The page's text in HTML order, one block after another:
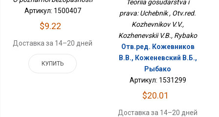
Артикул: 1500407
$9.22
Доставка за 14–20 дней
КУПИТЬ
Teoriia gosudarstva i
prava: Uchebnik , Otv.red.
Kozhevnikov V.V.,
Kozhenevskii V.B., Rybako
Отв.ред. Кожевников
В.В., Коженевский В.Б.,
Рыбако
Артикул: 1531299
$20.01
Доставка за 14–20 дней